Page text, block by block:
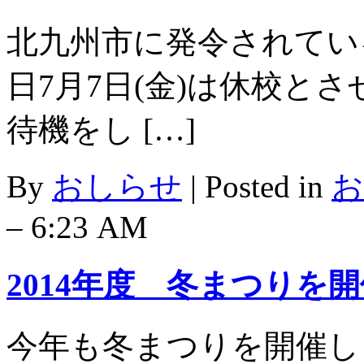
北九州市に発令されて
日7月7日(金)は休校と
待機をし […]
By おしらせ | Posted in
– 6:23 AM
2014年度 冬まつりを
今年も冬まつりを開催